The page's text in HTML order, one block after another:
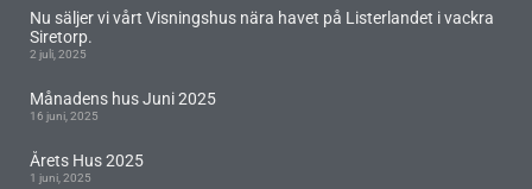
Nu säljer vi vårt Visningshus nära havet på Listerlandet i vackra
Siretorp.
2 juli, 2025
Månadens hus Juni 2025
16 juni, 2025
Årets Hus 2025
1 juni, 2025